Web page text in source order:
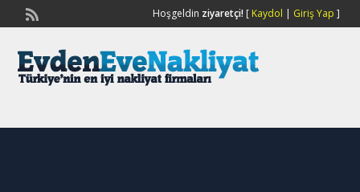
Hoşgeldin ziyaretçi![ Kaydol | Giriş Yap ]